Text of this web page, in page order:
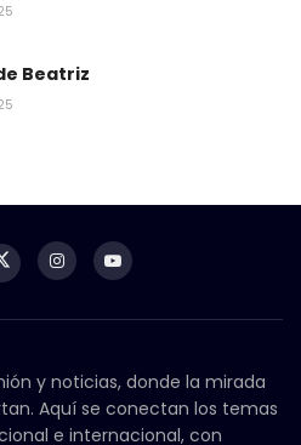
Beatriz
y noticias, donde la mirada
Aquí se conectan los temas
e internacional, con